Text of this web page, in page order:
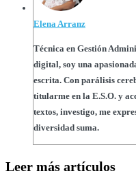
Elena Arranz
Técnica en Gestión
digital, soy una
escrita. Con parálisis
titularme en la E.S.O. y
textos, investigo, me
diversidad suma.
Leer más artículos